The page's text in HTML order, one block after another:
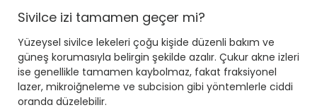
Sivilce izi tamamen geçer mi?
Yüzeysel sivilce lekeleri çoğu kişide düzenli bakım ve
güneş korumasıyla belirgin şekilde azalır. Çukur akne izleri
ise genellikle tamamen kaybolmaz, fakat fraksiyonel
lazer, mikroiğneleme ve subcision gibi yöntemlerle ciddi
oranda düzelebilir.